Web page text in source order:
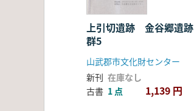
上引切遺跡 金谷郷遺跡
群5
山武郡市文化財センター
新刊 在庫なし
古書 1 点 1,139 円